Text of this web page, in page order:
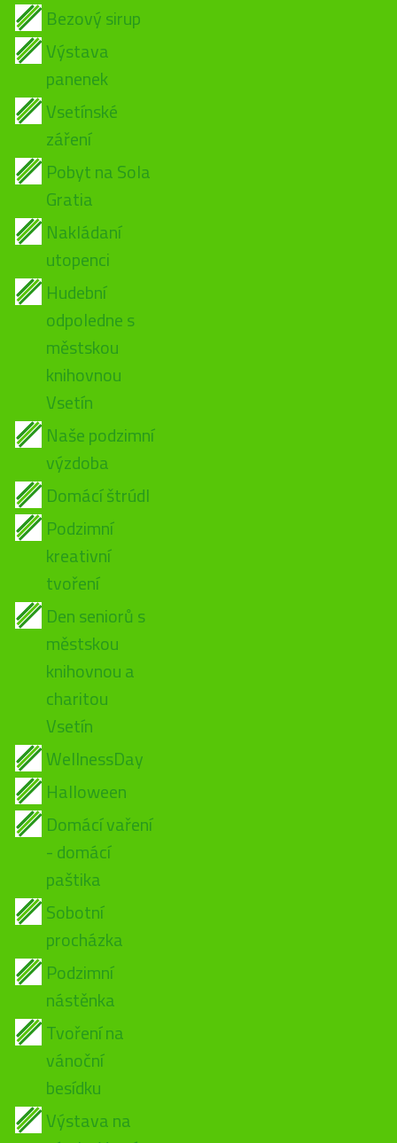
Bezový sirup
Výstava
panenek
Vsetínské
záření
Pobyt na Sola
Gratia
Nakládaní
utopenci
Hudební
odpoledne s
městskou
knihovnou
Vsetín
Naše podzimní
výzdoba
Domácí štrúdl
Podzimní
kreativní
tvoření
Den seniorů s
městskou
knihovnou a
charitou
Vsetín
WellnessDay
Halloween
Domácí vaření
- domácí
paštika
Sobotní
procházka
Podzimní
nástěnka
Tvoření na
vánoční
besídku
Výstava na